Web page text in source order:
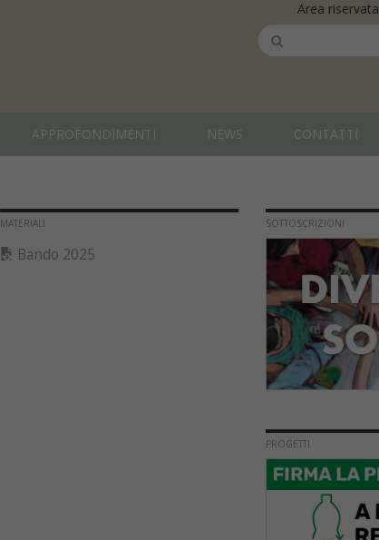
Area riservata
APPROFONDIMENTI NEWS CONTATTI
MATERIALI
Bando 2025
SOTTOSCRIZIONI
PROGETTI